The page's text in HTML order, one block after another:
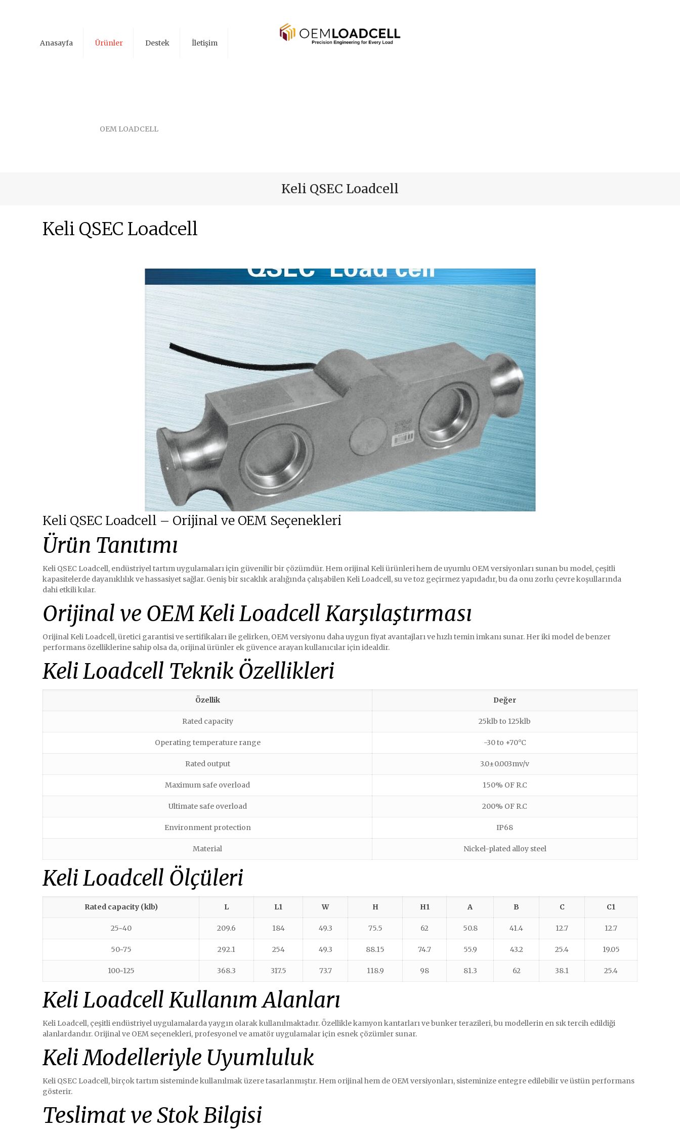
Anasayfa Ürünler Destek İletişim
OEM LOADCELL
Keli QSEC Loadcell
Keli QSEC Loadcell
Keli QSEC Loadcell – Orijinal ve OEM Seçenekleri
Ürün Tanıtımı
Keli QSEC Loadcell, endüstriyel tartım uygulamaları için güvenilir bir çözümdür. Hem orijinal Keli ürünleri hem de uyumlu OEM versiyonları sunan bu model, çeşitli
kapasitelerde dayanıklılık ve hassasiyet sağlar. Geniş bir sıcaklık aralığında çalışabilen Keli Loadcell, su ve toz geçirmez yapıdadır, bu da onu zorlu çevre koşullarında
dahi etkili kılar.
Orijinal ve OEM Keli Loadcell Karşılaştırması
Orijinal Keli Loadcell, üretici garantisi ve sertifikaları ile gelirken, OEM versiyonu daha uygun fiyat avantajları ve hızlı temin imkanı sunar. Her iki model de benzer
performans özelliklerine sahip olsa da, orijinal ürünler ek güvence arayan kullanıcılar için idealdir.
Keli Loadcell Teknik Özellikleri
Özellik Değer
Rated capacity 25klb to 125klb
Operating temperature range -30 to +70°C
Rated output 3.0±0.003mv/v
Maximum safe overload 150% OF R.C
Ultimate safe overload 200% OF R.C
Environment protection IP68
Material Nickel-plated alloy steel
Keli Loadcell Ölçüleri
Rated capacity (klb) L L1 W H H1 A B C C1
25~40 209.6 184 49.3 75.5 62 50.8 41.4 12.7 12.7
50~75 292.1 254 49.3 88.15 74.7 55.9 43.2 25.4 19.05
100~125 368.3 317.5 73.7 118.9 98 81.3 62 38.1 25.4
Keli Loadcell Kullanım Alanları
Keli Loadcell, çeşitli endüstriyel uygulamalarda yaygın olarak kullanılmaktadır. Özellikle kamyon kantarları ve bunker terazileri, bu modellerin en sık tercih edildiği
alanlardandır. Orijinal ve OEM seçenekleri, profesyonel ve amatör uygulamalar için esnek çözümler sunar.
Keli Modelleriyle Uyumluluk
Keli QSEC Loadcell, birçok tartım sisteminde kullanılmak üzere tasarlanmıştır. Hem orijinal hem de OEM versiyonları, sisteminize entegre edilebilir ve üstün performans
gösterir.
Teslimat ve Stok Bilgisi